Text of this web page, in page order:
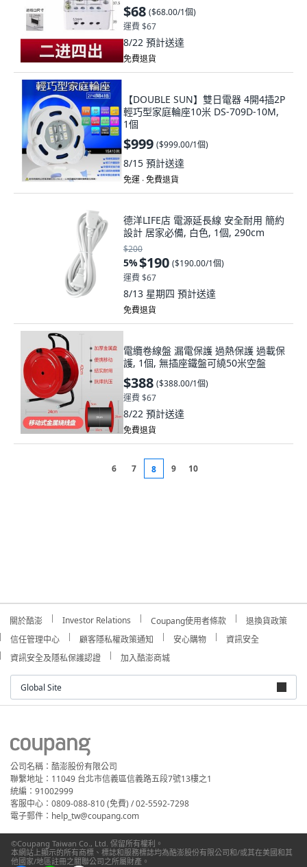
$68 ($68.00/1個)
運費 $67
8/22 預計送達
免費退貨
【DOUBLE SUN】雙日電器 4開4插2P
輕巧型家庭輪座10米 DS-709D-10M,
1個
$999 ($999.00/1個)
8/15 預計送達
免運 ∙ 免費退貨
德洋LIFE店 電源延長線 安全耐用 簡約
設計 居家必備, 白色, 1個, 290cm
$200
5%$190 ($190.00/1個)
運費 $67
8/13 星期四 預計送達
免費退貨
電纜卷線盤 漏電保護 過熱保護 過載保
護, 1個, 無插座鐵盤可繞50米空盤
$388 ($388.00/1個)
運費 $67
8/22 預計送達
免費退貨
6 7 8 9 10
關於酷澎 Investor Relations Coupang使用者條款
退換貨政策
信任管理中心
顧客隱私權政策通知 安心購物
資訊安全
資訊安全及隱私保護認證
加入酷澎商城
Global Site
公司名稱：酷澎股份有限公司
聯繫地址：11049 台北市信義區信義路五段7號13樓之1
統編：91002999
客服中心：0809-088-810 (免費) / 02-5592-7298
電子郵件：help_tw@coupang.com
©Coupang Taiwan Co., Ltd. 保留所有權利。
本網站上顯示的所有商標、標誌和服務標誌均為酷澎股份有限公司和/或其在美國和其
他國家/地區註冊之關聯公司之所屬財產。